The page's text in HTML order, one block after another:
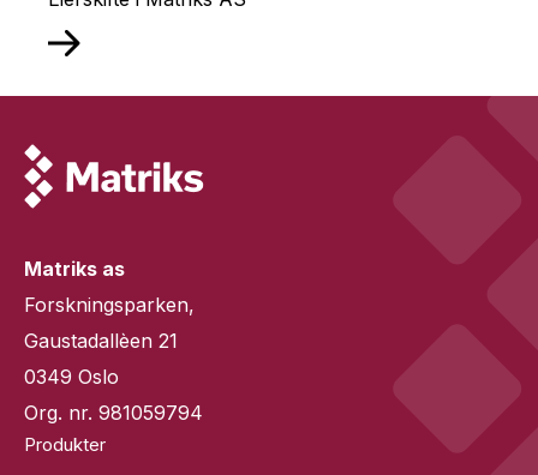
Matriks as
Forskningsparken,
Gaustadallèen 21
0349 Oslo
Org. nr. 981059794
Produkter